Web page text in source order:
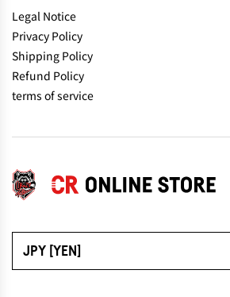
JPY [YEN]
Legal Notice
Privacy Policy
Shipping Policy
Refund Policy
terms of service